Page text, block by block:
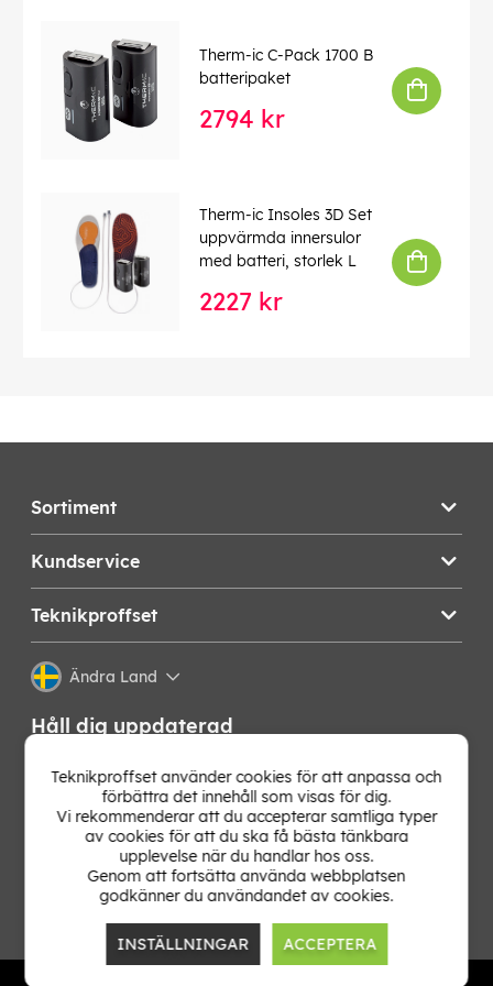
Denna text har översatts automatiskt, fel kan
förekomma.
3661267096815
EAN:
Therm-ic C-Pack 1700 B
batteripaket
2794 kr
Therm-ic Insoles 3D Set
uppvärmda innersulor
med batteri, storlek L
2227 kr
Sortiment
Kundservice
Teknikproffset
Ändra Land
Håll dig uppdaterad
Få de senaste nyheterna, hetaste erbjudandena och
bästa tipsen från oss direkt i din mejlkorg. Signa upp på
vårt nyhetsbrev!
Teknikproffset använder cookies för att anpassa och
förbättra det innehåll som visas för dig.
Vi rekommenderar att du accepterar samtliga typer
av cookies för att du ska få bästa tänkbara
upplevelse när du handlar hos oss.
Genom att fortsätta använda webbplatsen
godkänner du användandet av cookies.
INSTÄLLNINGAR ACCEPTERA